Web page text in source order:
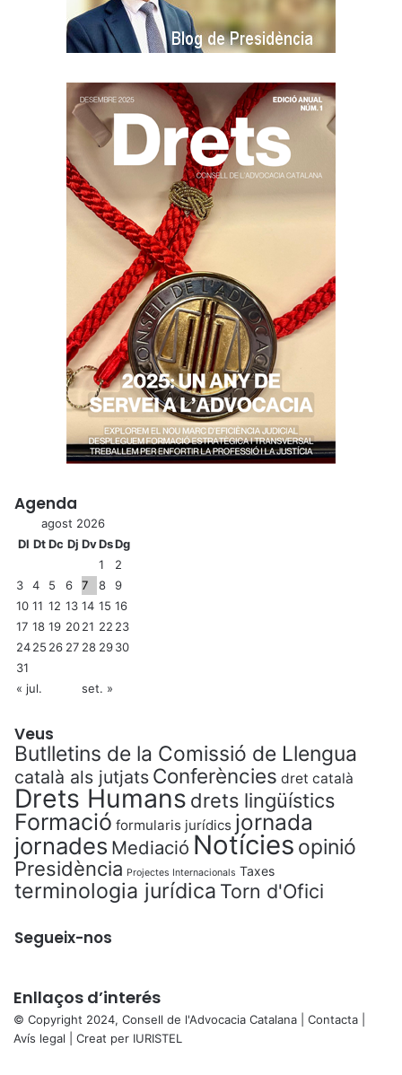
Agenda
agost 2026
Dl DtDc Dj DvDsDg
1
2
3
4 5 6 7 8
9
10 11 12 13 14 15 16
17 18 19 2021 22 23
2425 26 27 28 2930
31
« jul.
set. »
Veus
Butlletins de la Comissió de Llengua
català als jutjats Conferències dret català
Drets Humans drets lingüístics
Formació formularis jurídics jornada
jornades Mediació Notícies opinió
Presidència Projectes Internacionals Taxes
terminologia jurídica Torn d'Ofici
Segueix-nos
Enllaços d’interés
© Copyright 2024, Consell de l'Advocacia Catalana | Contacta
Avís legal | Creat per IURISTEL